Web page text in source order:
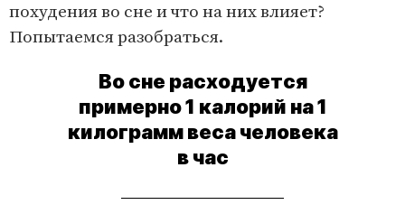
похудения во сне и что на них влияет?
Попытаемся разобраться.
Во сне расходуется
примерно 1 калорий на 1
килограмм веса человека
в час